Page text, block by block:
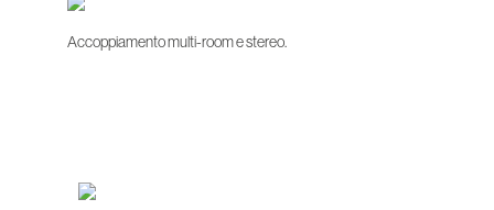
Accoppiamento multi-room e stereo.